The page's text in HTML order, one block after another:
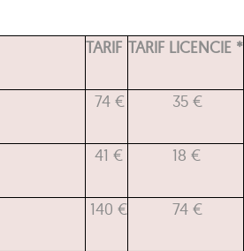
TARIF TARIF LICENCIE *
74 € 35 €
41 € 18 €
140 € 74 €